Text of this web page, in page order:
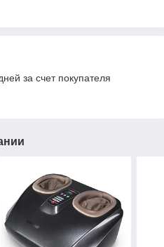
за счет покупателя